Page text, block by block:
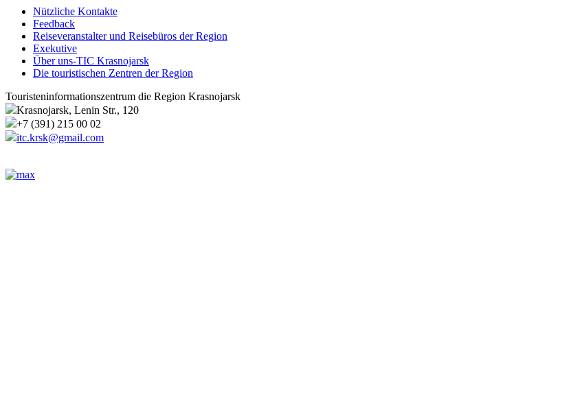
Nützliche Kontakte
Feedback
Reiseveranstalter und Reisebüros der Region
Exekutive
Über uns-TIC Krasnojarsk
Die touristischen Zentren der Region
Touristeninformationszentrum die Region Krasnojarsk
Krasnojarsk, Lenin Str., 120
+7 (391) 215 00 02
itc.krsk@gmail.com